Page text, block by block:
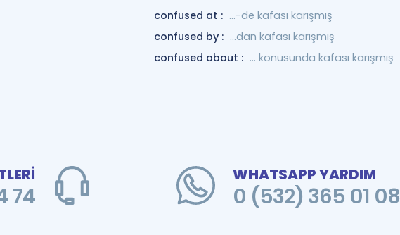
confused at : ...-de kafası karışmış
confused by : …dan kafası karışmış
confused about : ... konusunda kafası karışmış
74
WHATSAPP YARDIM
0 (532) 365 01 08